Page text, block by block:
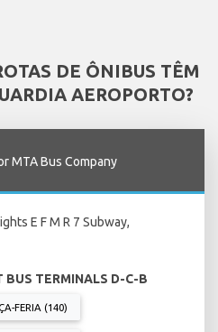
DE ÔNIBUS TÊM
AEROPORTO?
MTA Bus Company
E F M R 7 Subway,
BUS TERMINALS D-C-B
FERIA (140)